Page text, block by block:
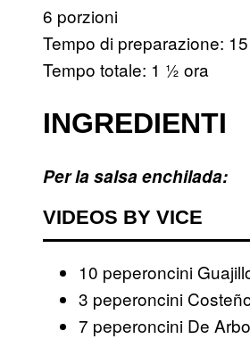
6 porzioni
Tempo di preparazione:
Tempo totale: 1 ½ ora
INGREDIENTI
Per la salsa enchilada:
VIDEOS BY VICE
10 peperoncini
3 peperoncini
7 peperoncini De